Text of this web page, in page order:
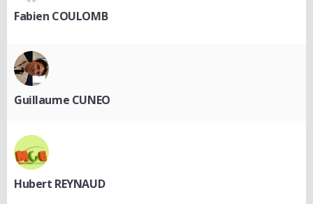
Fabien COULOMB
Guillaume CUNEO
Hubert REYNAUD